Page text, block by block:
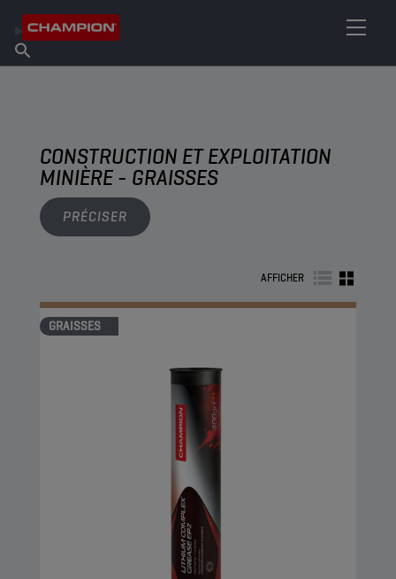
À propos de Champion
Trouver un point de vente
CONSTRUCTION ET EXPLOITATION
MINIÈRE - GRAISSES
PRÉCISER
AFFICHER
GRAISSES